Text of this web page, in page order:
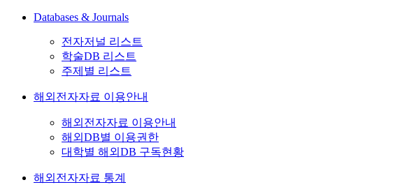
Databases & Journals
전자저널 리스트
학술DB 리스트
주제별 리스트
해외전자자료 이용안내
해외전자자료 이용안내
해외DB별 이용권한
대학별 해외DB 구독현황
해외전자자료 통계